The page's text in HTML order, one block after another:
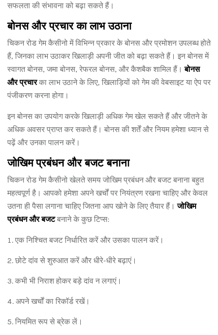
सफलता की संभावना को बढ़ा सकते हैं।
बोनस और प्रचार का लाभ उठाना
चिकन रोड गेम कैसीनो में विभिन्न प्रकार के बोनस और प्रमोशन उपलब्ध होते
हैं, जिनका लाभ उठाकर खिलाड़ी अपनी जीत को बढ़ा सकते हैं। इन बोनस में
स्वागत बोनस, जमा बोनस, रेफरल बोनस, और कैशबैक शामिल हैं।बोनस
और प्रचारका लाभ उठाने के लिए, खिलाड़ियों को गेम की वेबसाइट या ऐप पर
पंजीकरण करना होगा।
इन बोनस का उपयोग करके खिलाड़ी अधिक गेम खेल सकते हैं और जीतने के
अधिक अवसर प्राप्त कर सकते हैं। बोनस की शर्तें और नियम हमेशा ध्यान से
पढ़ें और उनका पालन करें।
जोखिम प्रबंधन और बजट बनाना
चिकन रोड गेम कैसीनो खेलते समय जोखिम प्रबंधन और बजट बनाना बहुत
महत्वपूर्ण है। आपको हमेशा अपने खर्चों पर नियंत्रण रखना चाहिए और केवल
उतना ही पैसा लगाना चाहिए जितना आप खोने के लिए तैयार हैं।जोखिम
प्रबंधन और बजटबनाने के कुछ टिप्स:
एक निश्चित बजट निर्धारित करें और उसका पालन करें।
छोटे दांव से शुरुआत करें और धीरे-धीरे बढ़ाएं।
कभी भी निराश होकर बड़े दांव न लगाएं।
अपने खर्चों का रिकॉर्ड रखें।
नियमित रूप से ब्रेक लें।